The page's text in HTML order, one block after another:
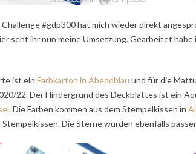
#gdp300 hat mich wieder direkt
seht ihr nun meine Umsetzung. Gearbeitet habe
ist ein Farbkarton in Abendblau und für die
22. Der Hindergrund des Deckblattes ist ein
. Die Farben kommen aus dem Stempelkissen in
Die Sterne wurden ebenfalls